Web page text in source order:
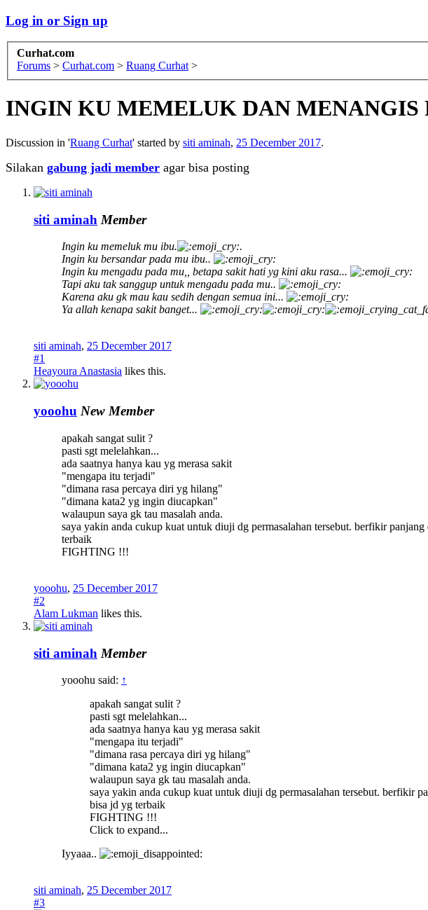
Log in or Sign up
Curhat.com
Forums > Curhat.com > Ruang Curhat >
INGIN KU MEMELUK DAN MENANGIS
Discussion in 'Ruang Curhat' started by siti aminah, 25 December 2017.
Silakan gabung jadi member agar bisa posting
siti aminah Member
Ingin ku memeluk mu ibu.
.
Ingin ku bersandar pada mu ibu..
Ingin ku mengadu pada mu,, betapa sakit hati yg kini aku rasa...
Tapi aku tak sanggup untuk mengadu pada mu..
Karena aku gk mau kau sedih dengan semua ini...
Ya allah kenapa sakit banget...
siti aminah, 25 December 2017
#1
Heayoura Anastasia likes this.
yooohu New Member
apakah sangat sulit ?
pasti sgt melelahkan...
ada saatnya hanya kau yg merasa sakit
"mengapa itu terjadi"
"dimana rasa percaya diri yg hilang"
"dimana kata2 yg ingin diucapkan"
walaupun saya gk tau masalah anda.
saya yakin anda cukup kuat untuk diuji dg permasalahan tersebut. berfikir
terbaik
FIGHTING !!!
yooohu, 25 December 2017
#2
Alam Lukman likes this.
siti aminah Member
yooohu said: ↑
apakah sangat sulit ?
pasti sgt melelahkan...
ada saatnya hanya kau yg merasa sakit
"mengapa itu terjadi"
"dimana rasa percaya diri yg hilang"
"dimana kata2 yg ingin diucapkan"
walaupun saya gk tau masalah anda.
saya yakin anda cukup kuat untuk diuji dg permasalahan tersebut. berfikir
bisa jd yg terbaik
FIGHTING !!!
Click to expand...
Iyyaaa..
siti aminah, 25 December 2017
#3